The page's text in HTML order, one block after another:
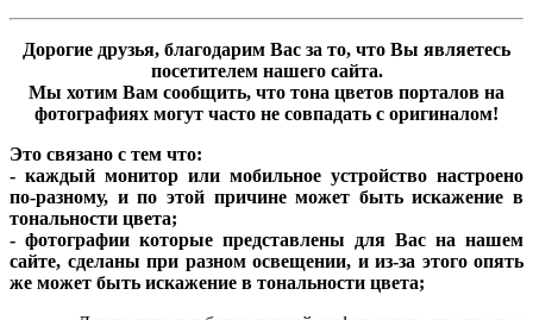
Дорогие друзья, благодарим Вас за то, что Вы являетесь
посетителем нашего сайта.
Мы хотим Вам сообщить, что тона цветов порталов на
фотографиях могут часто не совпадать с оригиналом!
Это связано с тем что:
- каждый монитор или мобильное устройство настроено
по-разному, и по этой причине может быть искажение в
тональности цвета;
- фотографии которые представлены для Вас на нашем
сайте, сделаны при разном освещении, и из-за этого опять
же может быть искажение в тональности цвета;